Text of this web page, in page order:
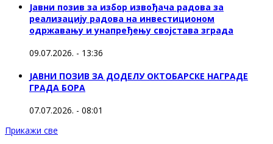
Јавни позив за избор извођача радова за
реализацију радова на инвестиционом
одржавању и унапређењу својстава зграда
09.07.2026. - 13:36
ЈАВНИ ПОЗИВ ЗА ДОДЕЛУ ОКТOБАРСКЕ НАГРАДЕ
ГРАДА БОРА
07.07.2026. - 08:01
Прикажи све